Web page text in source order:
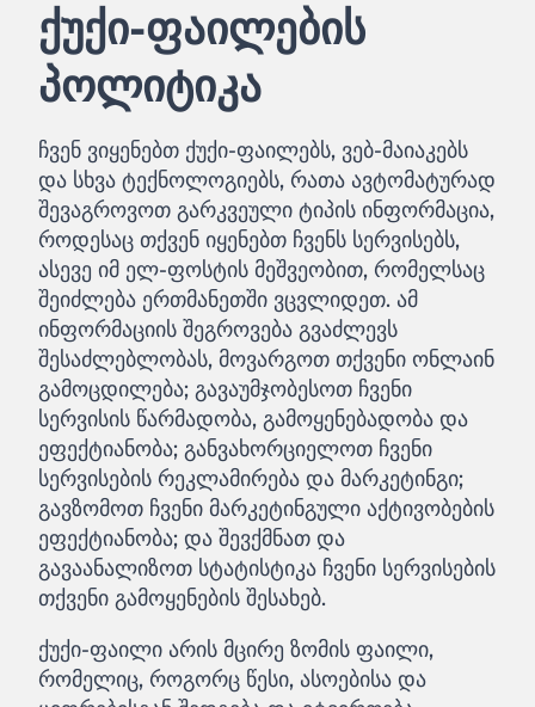
ქუქი-ფაილების
პოლიტიკა
ჩვენ ვიყენებთ ქუქი-ფაილებს, ვებ-მაიაკებს
და სხვა ტექნოლოგიებს, რათა ავტომატურად
შევაგროვოთ გარკვეული ტიპის ინფორმაცია,
როდესაც თქვენ იყენებთ ჩვენს სერვისებს,
ასევე იმ ელ-ფოსტის მეშვეობით, რომელსაც
შეიძლება ერთმანეთში ვცვლიდეთ. ამ
ინფორმაციის შეგროვება გვაძლევს
შესაძლებლობას, მოვარგოთ თქვენი ონლაინ
გამოცდილება; გავაუმჯობესოთ ჩვენი
სერვისის წარმადობა, გამოყენებადობა და
ეფექტიანობა; განვახორციელოთ ჩვენი
სერვისების რეკლამირება და მარკეტინგი;
გავზომოთ ჩვენი მარკეტინგული აქტივობების
ეფექტიანობა; და შევქმნათ და
გავაანალიზოთ სტატისტიკა ჩვენი სერვისების
თქვენი გამოყენების შესახებ.
ქუქი-ფაილი არის მცირე ზომის ფაილი,
რომელიც, როგორც წესი, ასოებისა და